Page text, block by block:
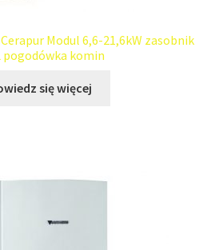
Modul 6,6-21,6kW zasobnik
pogodówka komin
się więcej